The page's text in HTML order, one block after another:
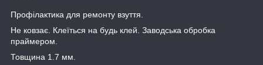
Профілактика для ремонту взуття.
Не ковзає. Клеїться на будь клей. Заводська обробка
праймером.
Товщина 1.7 мм.